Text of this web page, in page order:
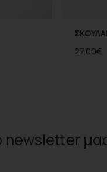
27.00€
newsletter